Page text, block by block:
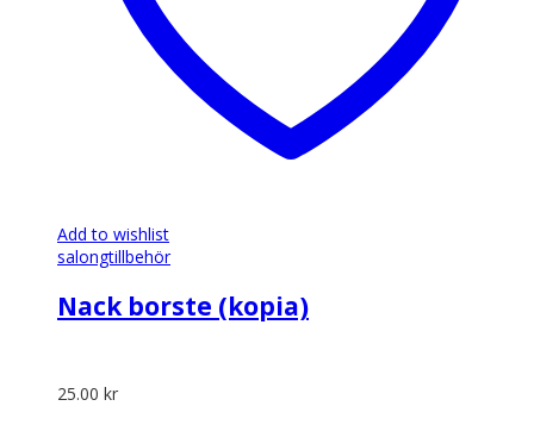
Add to wishlist
salongtillbehör
Nack borste (kopia)
25.00 kr